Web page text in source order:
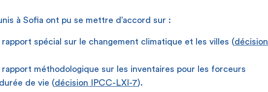
à Sofia ont pu se mettre d’accord sur :
rapport spécial sur le changement climatique et les villes (décision
rapport méthodologique sur les inventaires pour les forceurs
de vie (décision IPCC-LXI-7).